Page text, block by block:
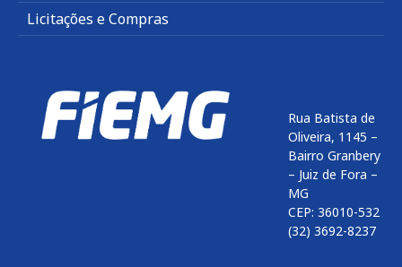
Licitações e Compras
Rua Batista de
Oliveira, 1145 –
Bairro Granbery
– Juiz de Fora –
MG
CEP: 36010-532
(32) 3692-8237